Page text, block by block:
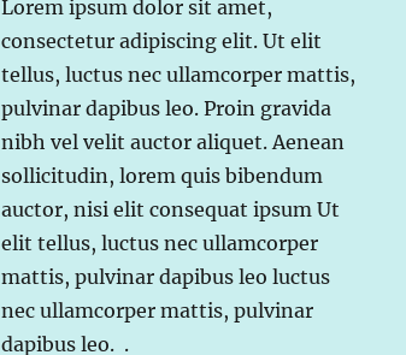
Lorem ipsum dolor sit amet,
consectetur adipiscing elit. Ut elit
tellus, luctus nec ullamcorper mattis,
pulvinar dapibus leo. Proin gravida
nibh vel velit auctor aliquet. Aenean
sollicitudin, lorem quis bibendum
auctor, nisi elit consequat ipsum Ut
elit tellus, luctus nec ullamcorper
mattis, pulvinar dapibus leo luctus
nec ullamcorper mattis, pulvinar
dapibus leo. .